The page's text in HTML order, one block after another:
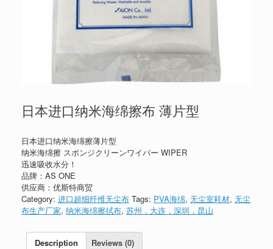
日本进口纳米海绵擦布 薄片型
日本进口纳米海绵擦薄片型
纳米海绵擦 スポンジクリーンワイパー WIPER
迅速吸收水分！
品牌：AS ONE
供应商：优斯特商贸
Category: 进口超细纤维无尘布 Tags: PVA海绵, 无尘室耗材, 无尘
布生产厂家, 纳米海绵擦拭布, 苏州，大连，深圳，昆山
Description Reviews (0)